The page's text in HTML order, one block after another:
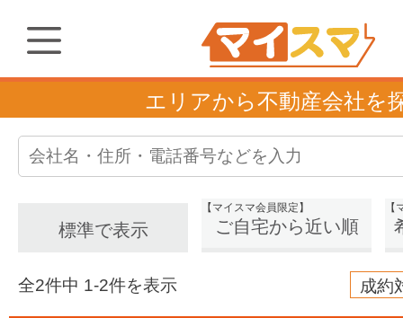
エリアから不動産会社を
標準で表示
【マイスマ会員限定】
ご自宅から近い順
全2件中 1-2件を表示 成約